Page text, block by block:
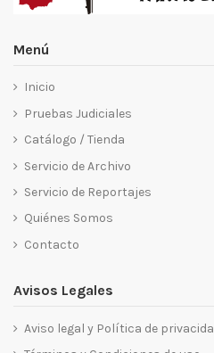
Menú
Inicio
Pruebas Judiciales
Catálogo / Tienda
Servicio de Archivo
Servicio de Reportajes
Quiénes Somos
Contacto
Avisos Legales
Aviso legal y Política de